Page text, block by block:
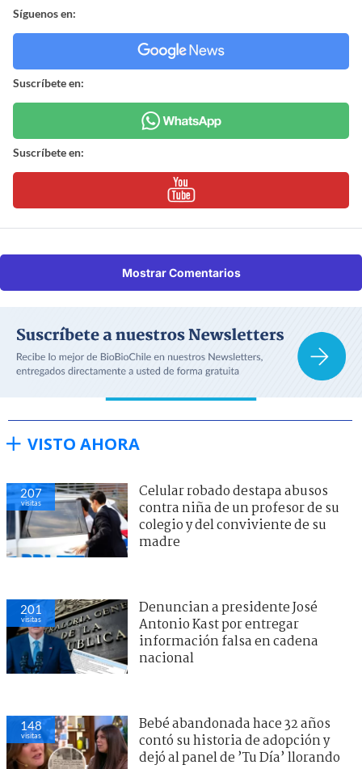
Síguenos en:
Suscríbete en:
Suscríbete en:
Mostrar Comentarios
VISTO AHORA
207
visitas
Celular robado destapa abusos
contra niña de un profesor de su
colegio y del conviviente de su
madre
201
visitas
Denuncian a presidente José
Antonio Kast por entregar
información falsa en cadena
nacional
148
visitas
Bebé abandonada hace 32 años
contó su historia de adopción y
dejó al panel de ’Tu Día’ llorando